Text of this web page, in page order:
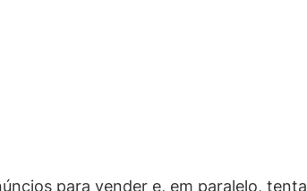
para vender e, em paralelo, tenta